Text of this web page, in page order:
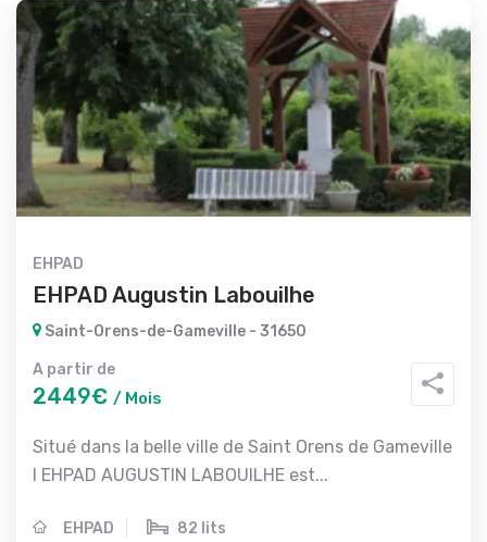
EHPAD
EHPAD Augustin Labouilhe
Saint-Orens-de-Gameville - 31650
A partir de
2449€ / Mois
Situé dans la belle ville de Saint Orens de Gameville
l EHPAD AUGUSTIN LABOUILHE est...
EHPAD 82 lits